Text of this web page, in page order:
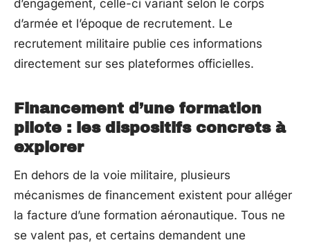
d’engagement, celle-ci variant selon le corps
d’armée et l’époque de recrutement. Le
recrutement militaire publie ces informations
directement sur ses plateformes officielles.
Financement d’une formation
pilote : les dispositifs concrets à
explorer
En dehors de la voie militaire, plusieurs
mécanismes de financement existent pour alléger
la facture d’une formation aéronautique. Tous ne
se valent pas, et certains demandent une